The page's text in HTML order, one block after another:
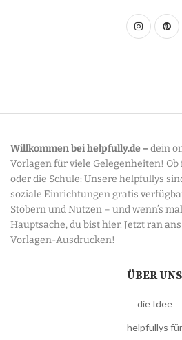
Willkommen bei helpfully.de –dein
Vorlagen für viele Gelegenheiten!
oder die Schule: Unsere helpfullys
soziale Einrichtungen gratis
Stöbern und Nutzen – und wenn’s
Hauptsache, du bist hier. Jetzt ran
Vorlagen-Ausdrucken!
ÜBER UNS
die Idee
helpfullys für